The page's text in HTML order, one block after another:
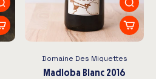
Domaine Des Miquettes
Madloba Blanc 2016